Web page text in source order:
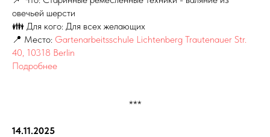
овечьей шерсти
👪 Для кого: Для всех желающих
📍 Место: Gartenarbeitsschule Lichtenberg Trautenauer Str.
40, 10318 Berlin
Подробнее
***
14.11.2025